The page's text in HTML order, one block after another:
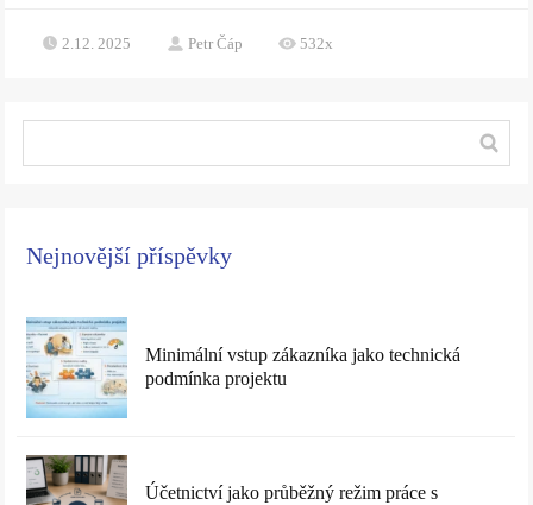
2.12. 2025 Petr Čáp 532x
Nejnovější příspěvky
Minimální vstup zákazníka jako technická
podmínka projektu
Účetnictví jako průběžný režim práce s